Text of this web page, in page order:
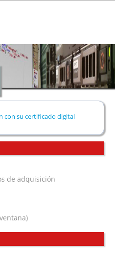
con su certificado digital
de adquisición